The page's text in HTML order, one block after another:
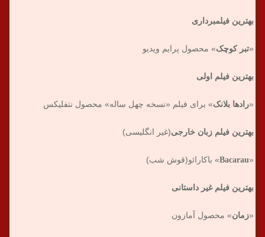
بهترین فیلمبرداری
«تبر کوچک» محصول پرایم ویدیو
بهترین فیلم اولی
«رادها بلانک» برای فیلم «نسخه چهل ساله» محصول نتفلیکس
بهترین فیلم زبان خارجی(غیر انگلیسی)
«
Bacarau» باکارائو(قوش شب)
بهترین فیلم غیر داستانی
«زمان» محصول آمازون